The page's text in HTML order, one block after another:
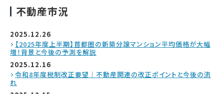
不動産市況
2025.12.26
【2025年度上半期】首都圏の新築分譲マンション平均価格が大幅
増！背景と今後の予測を解説
2025.12.16
令和8年度税制改正要望｜不動産関連の改正ポイントと今後の流
れ